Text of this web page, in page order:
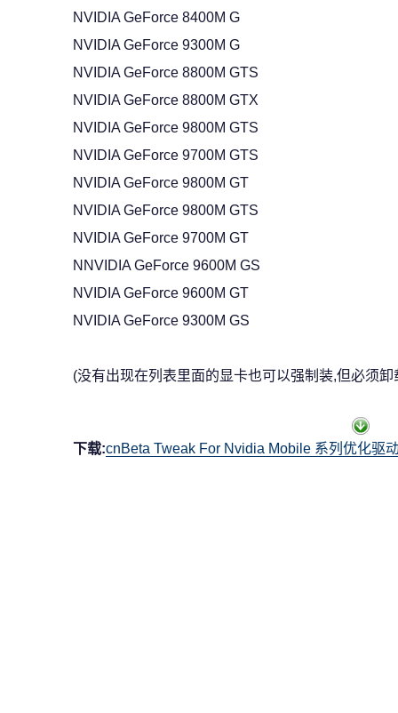
NVIDIA GeForce 8400M G
NVIDIA GeForce 9300M G
NVIDIA GeForce 8800M GTS
NVIDIA GeForce 8800M GTX
NVIDIA GeForce 9800M GTS
NVIDIA GeForce 9700M GTS
NVIDIA GeForce 9800M GT
NVIDIA GeForce 9800M GTS
NVIDIA GeForce 9700M GT
NNVIDIA GeForce 9600M GS
NVIDIA GeForce 9600M GT
NVIDIA GeForce 9300M GS
(没有出现在列表里面的显卡也可以强制装,但必须卸
下载:cnBeta Tweak For Nvidia Mobile 系列优化驱